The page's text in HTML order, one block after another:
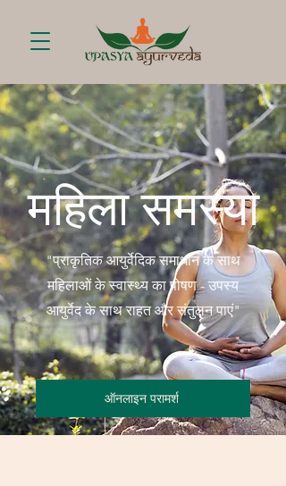
महिला समस्या
"प्राकृतिक आयुर्वेदिक समाधान के साथ
महिलाओं के स्वास्थ्य का पोषण - उपस्य
आयुर्वेद के साथ राहत और संतुलन पाएं"
ऑनलाइन परामर्श